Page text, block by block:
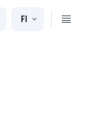
FI